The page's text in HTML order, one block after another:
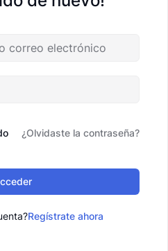
¿Olvidaste la contraseña?
Regístrate ahora